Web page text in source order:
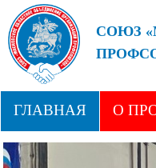
СОЮЗ
ГЛАВНАЯ О
СТРУКТУРА